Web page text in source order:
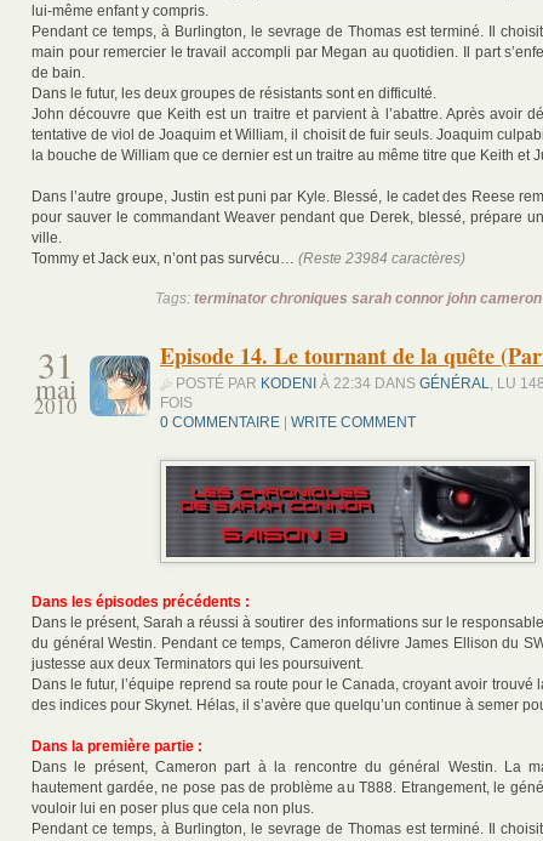
lui-même enfant y compris.
Pendant ce temps, à Burlington, le sevrage de Thomas est terminé. Il
main pour remercier le travail accompli par Megan au quotidien. Il part
de bain.
Dans le futur, les deux groupes de résistants sont en difficulté.
John découvre que Keith est un traitre et parvient à l’abattre. Après avoir
tentative de viol de Joaquim et William, il choisit de fuir seuls. Joaquim
la bouche de William que ce dernier est un traitre au même titre que Keith et
Dans l’autre groupe, Justin est puni par Kyle. Blessé, le cadet des Reese
pour sauver le commandant Weaver pendant que Derek, blessé, prépare
ville.
Tommy et Jack eux, n’ont pas survécu… (Reste 23984 caractères)
Tags: terminator chroniques sarah connor john cameron
31
mai
2010
Episode 14. Le tournant de la quête
POSTÉ PAR KODENI À 22:34 DANS GÉNÉRAL, LU
FOIS
0 COMMENTAIRE
WRITE COMMENT
Dans les épisodes précédents :
Dans le présent, Sarah a réussi à soutirer des informations sur le
du général Westin. Pendant ce temps, Cameron délivre James Ellison du
justesse aux deux Terminators qui les poursuivent.
Dans le futur, l’équipe reprend sa route pour le Canada, croyant avoir trouvé
des indices pour Skynet. Hélas, il s’avère que quelqu’un continue à semer
Dans la première partie :
Dans le présent, Cameron part à la rencontre du général Westin. La
hautement gardée, ne pose pas de problème au T888. Etrangement, le
vouloir lui en poser plus que cela non plus.
Pendant ce temps, à Burlington, le sevrage de Thomas est terminé. Il